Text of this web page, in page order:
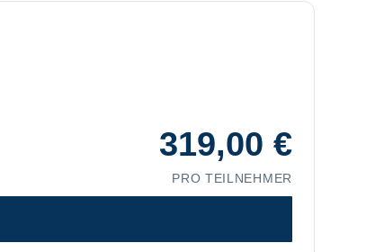
319,00 €
PRO TEILNEHMER